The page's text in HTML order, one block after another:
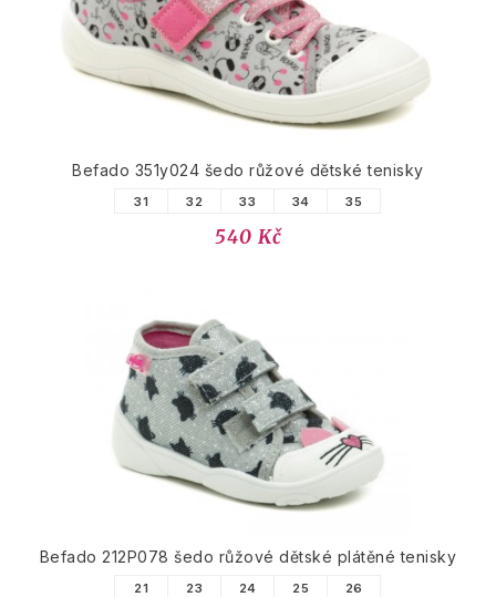
Befado 351y024 šedo růžové dětské tenisky
31 32 33 34 35
540 Kč
Befado 212P078 šedo růžové dětské plátěné tenisky
21 23 24 25 26